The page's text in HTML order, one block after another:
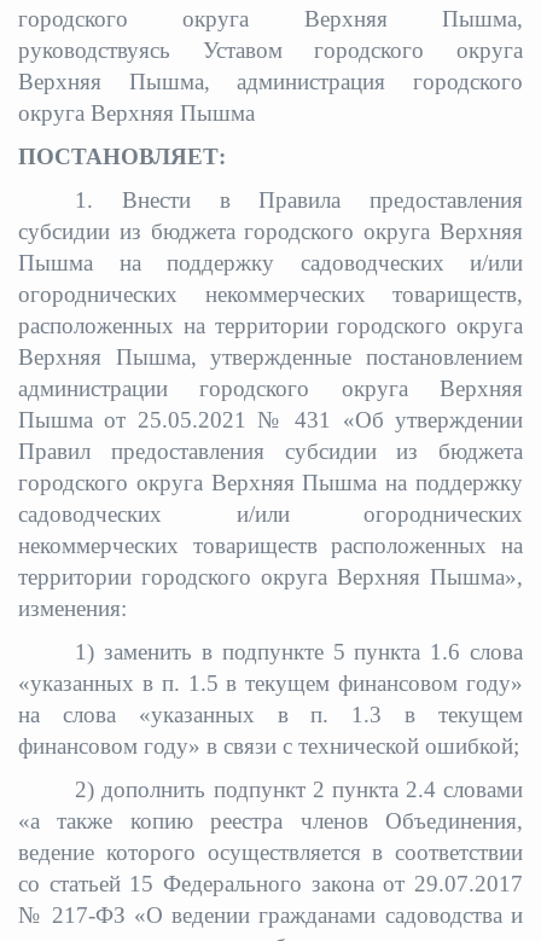
городского округа Верхняя Пышма,
руководствуясь Уставом городского округа
Верхняя Пышма, администрация городского
округа Верхняя Пышма
ПОСТАНОВЛЯЕТ:
1. Внести вПравила предоставления
субсидии из бюджета городского округа Верхняя
Пышма на поддержку садоводческих и/или
огороднических некоммерческих товариществ,
расположенных на территории городского округа
Верхняя Пышма,утвержденные постановлением
администрации городского округа Верхняя
Пышмаот 25.05.2021 № 431 «Об утверждении
Правил предоставления субсидии из бюджета
городского округа Верхняя Пышма на поддержку
садоводческих и/или огороднических
некоммерческих товариществ расположенных на
территории городского округа Верхняя Пышма»,
изменения:
1) заменить в подпункте 5 пункта 1.6 слова
«указанных в п. 1.5 в текущем финансовом году»
на слова «указанных в п. 1.3 в текущем
финансовом году» в связи с технической ошибкой;
2) дополнить подпункт 2 пункта 2.4 словами
«а также копию реестра членов Объединения,
ведение которого осуществляется в соответствии
со статьей 15 Федерального закона от 29.07.2017
№ 217-ФЗ «О ведении гражданами садоводства и